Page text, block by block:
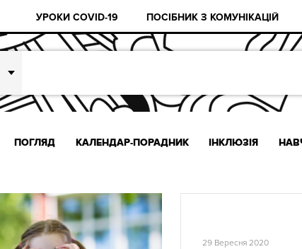
УРОКИ COVID-19 ПОСІБНИК З КОМУНІКАЦІЙ
ПОГЛЯД КАЛЕНДАР-ПОРАДНИК ІНКЛЮЗІЯ
29 Вересня 2020